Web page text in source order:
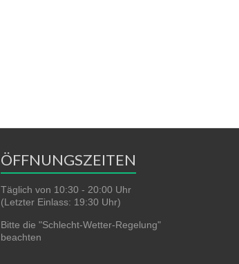
ÖFFNUNGSZEITEN
Täglich von 10:30 - 20:00 Uhr
(Letzter Einlass: 19:30 Uhr)
Bitte die "Schlecht-Wetter-Regelung"
beachten